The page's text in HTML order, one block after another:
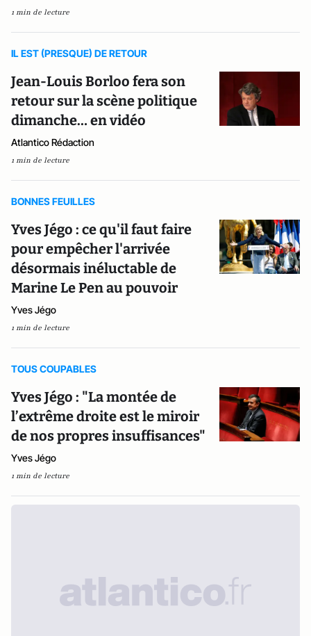
1 min de lecture
IL EST (PRESQUE) DE RETOUR
Jean-Louis Borloo fera son
retour sur la scène politique
dimanche… en vidéo
Atlantico Rédaction
1 min de lecture
BONNES FEUILLES
Yves Jégo : ce qu'il faut faire
pour empêcher l'arrivée
désormais inéluctable de
Marine Le Pen au pouvoir
Yves Jégo
1 min de lecture
TOUS COUPABLES
Yves Jégo : "La montée de
l’extrême droite est le miroir
de nos propres insuffisances"
Yves Jégo
1 min de lecture